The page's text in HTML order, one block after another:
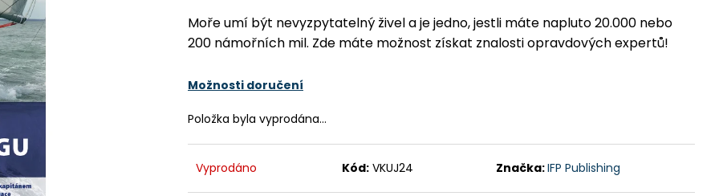
Moře umí být nevyzpytatelný živel a je jedno, jestli máte napluto 20.000 nebo
200 námořních mil. Zde máte možnost získat znalosti opravdových expertů!
Možnosti doručení
Položka byla vyprodána…
Vyprodáno Kód: VKUJ24 Značka:IFP Publishing
KOMPLETNÍ PRŮVODCE PRO
Kč
DAY SKIPPER
349 Kč